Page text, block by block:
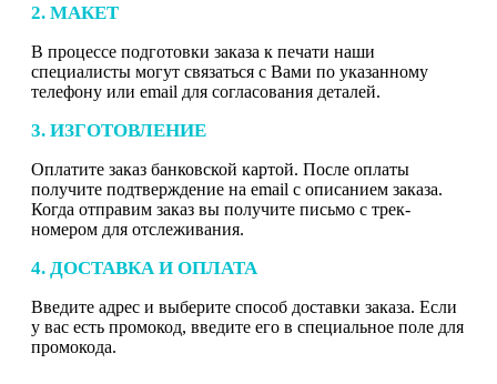
2. МАКЕТ
В процессе подготовки заказа к печати наши
специалисты могут связаться с Вами по указанному
телефону или email для согласования деталей.
3. ИЗГОТОВЛЕНИЕ
Оплатите заказ банковской картой. После оплаты
получите подтверждение на email с описанием заказа.
Когда отправим заказ вы получите письмо с трек-
номером для отслеживания.
4. ДОСТАВКА И ОПЛАТА
Введите адрес и выберите способ доставки заказа. Если
у вас есть промокод, введите его в специальное поле для
промокода.